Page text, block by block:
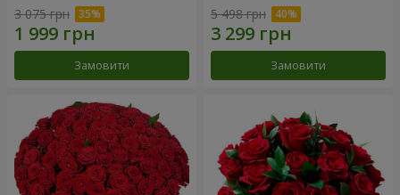
3 075 грн
Замовити
5 498 грн
Замовити